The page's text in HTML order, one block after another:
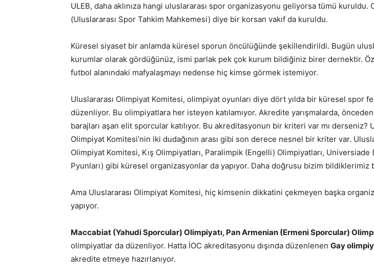
ULEB, daha aklınıza hangi uluslararası spor organizasyonu geliyorsa tümü kuruldu.
(Uluslararası Spor Tahkim Mahkemesi) diye bir korsan vakıf da kuruldu.
Küresel siyaset bir anlamda küresel sporun öncülüğünde şekillendirildi. Bugün
kurumlar olarak gördüğünüz, ismi parlak pek çok kurum bildiğiniz birer dernektir.
futbol alanındaki mafyalaşmayı nedense hiç kimse görmek istemiyor.
Uluslararası Olimpiyat Komitesi, olimpiyat oyunları diye dört yılda bir küresel spor
düzenliyor. Bu olimpiyatlara her isteyen katılamıyor. Akredite yarışmalarda,
barajları aşan elit sporcular katılıyor. Bu akreditasyonun bir kriteri var mı derseniz?
Olimpiyat Komitesi’nin iki dudağının arası gibi son derece nesnel bir kriter var.
Olimpiyat Komitesi, Kış Olimpiyatları, Paralimpik (Engelli) Olimpiyatları, Universiade
Pyunları) gibi küresel organizasyonlar da yapıyor. Daha doğrusu bizim bildiklerimiz
Ama Uluslararası Olimpiyat Komitesi, hiç kimsenin dikkatini çekmeyen başka
yapıyor.
Maccabiat (Yahudi Sporcular) Olimpiyatı, Pan Armenian (Ermeni Sporcular)
olimpiyatlar da düzenliyor. Hatta İOC akreditasyonu dışında düzenlenen Gay
akredite etmeye hazırlanıyor.